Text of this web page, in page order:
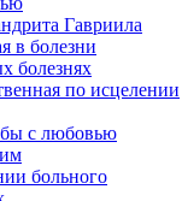
Гавриила
в болезни
болезнях
по исцелении
с любовью
больного